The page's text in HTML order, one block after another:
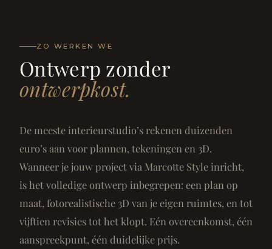
ZO WERKEN WE
Ontwerp zonder
ontwerpkost.
De meeste interieurstudio’s rekenen duizenden
euro’s aan voor plannen, tekeningen en 3D.
Wanneer je jouw project via Marcotte Style inricht,
is het volledige ontwerp inbegrepen: een plan op
maat, fotorealistische 3D van je eigen ruimtes, en tot
vijftien revisies tot het klopt. Eén overeenkomst, één
aanspreekpunt, één duidelijke prijs.